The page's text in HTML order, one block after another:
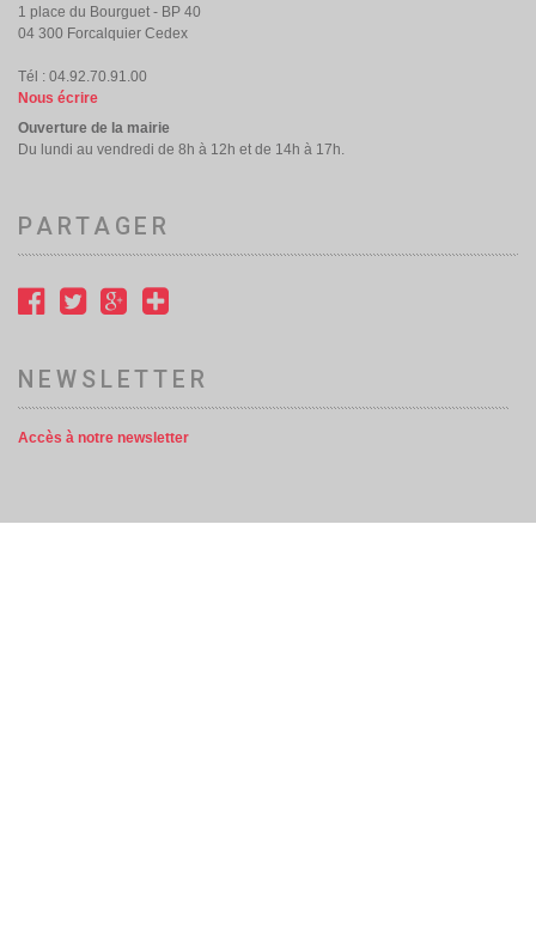
1 place du Bourguet - BP 40
04 300 Forcalquier Cedex
Tél : 04.92.70.91.00
Nous écrire
Ouverture de la mairie
Du lundi au vendredi de 8h à 12h et de 14h à 17h.
PARTAGER
NEWSLETTER
Accès à notre newsletter